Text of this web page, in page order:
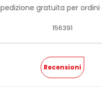
gratuita per ordini
156391
Recensioni